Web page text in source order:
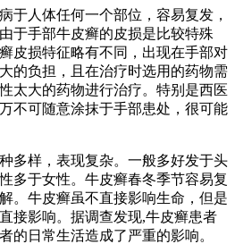
于人体任何一个部位，容易复发，
于手部牛皮癣的皮损是比较特殊
皮损特征略有不同，出现在手部对
的负担，且在治疗时选用的药物需
太大的药物进行治疗。特别是西医
不可随意涂抹于手部患处，很可能
多样，表现复杂。一般多好发于头
多于女性。牛皮癣春冬季节容易复
。牛皮癣虽不直接影响生命，但是
接影响。据调查发现,牛皮癣患者
的日常生活造成了严重的影响。